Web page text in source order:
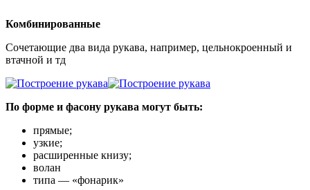
Комбинированные
Сочетающие два вида рукава, например, цельнокроенный и
втачной и тд
По форме и фасону рукава могут быть:
прямые;
узкие;
расширенные книзу;
волан
типа — «фонарик»